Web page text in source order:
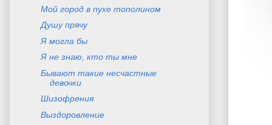
Мой город в пухе тополином
Душу прячу
Я могла бы
Я не знаю, кто ты мне
Бывают такие несчастные
девочки
Шизофрения
Выздоровление